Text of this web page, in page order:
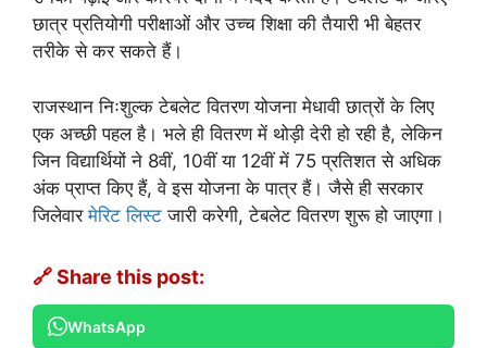
छात्र प्रतियोगी परीक्षाओं और उच्च शिक्षा की तैयारी भी बेहतर
तरीके से कर सकते हैं।
राजस्थान निःशुल्क टेबलेट वितरण योजना मेधावी छात्रों के लिए
एक अच्छी पहल है। भले ही वितरण में थोड़ी देरी हो रही है, लेकिन
जिन विद्यार्थियों ने 8वीं, 10वीं या 12वीं में 75 प्रतिशत से अधिक
अंक प्राप्त किए हैं, वे इस योजना के पात्र हैं। जैसे ही सरकार
जिलेवारमेरिट लिस्ट जारी करेगी, टेबलेट वितरण शुरू हो जाएगा।
🔗 Share this post:
WhatsApp